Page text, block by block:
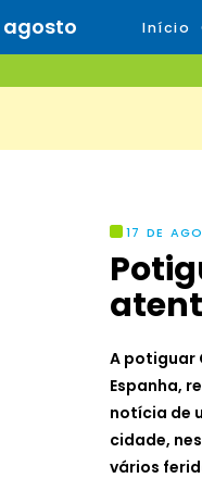
agosto Início
17 DE
A potiguar
Espanha,
notícia de
cidade,
vários